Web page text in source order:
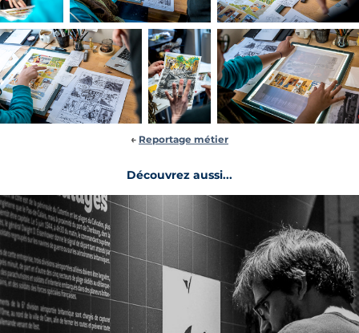
← Reportage métier
Découvrez aussi...